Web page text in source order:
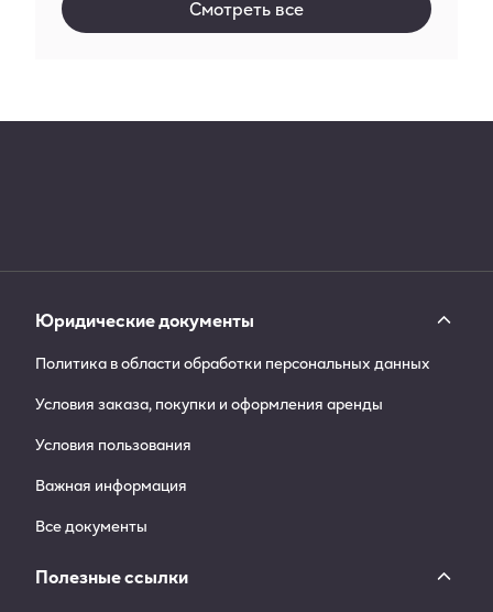
Смотреть все
Юридические документы
Политика в области обработки персональных данных
Условия заказа, покупки и оформления аренды
Условия пользования
Важная информация
Все документы
Полезные ссылки